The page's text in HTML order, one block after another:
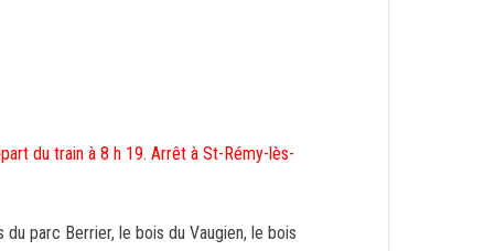
du train à 8 h 19. Arrêt à St-Rémy-lès-
parc Berrier, le bois du Vaugien, le bois